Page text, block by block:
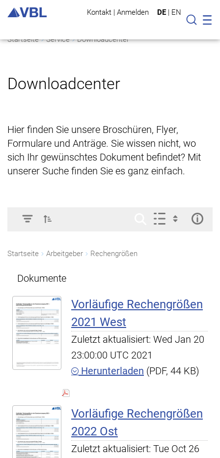
Kontakt | Anmelden DE | EN
Suche
Startseite Service Downloadcenter
Downloadcenter
Hier finden Sie unsere Broschüren, Flyer,
Formulare und Anträge. Sie wissen nicht, wo
sich Ihr gewünschtes Dokument befindet? Mit
unserer Suche finden Sie es ganz einfach.
Startseite Arbeitgeber Rechengrößen
Dokumente
Vorläufige Rechengrößen
2021 West
Zuletzt aktualisiert: Wed Jan 20
23:00:00 UTC 2021
Herunterladen (PDF, 44 KB)
Vorläufige Rechengrößen
2022 Ost
Zuletzt aktualisiert: Tue Oct 26